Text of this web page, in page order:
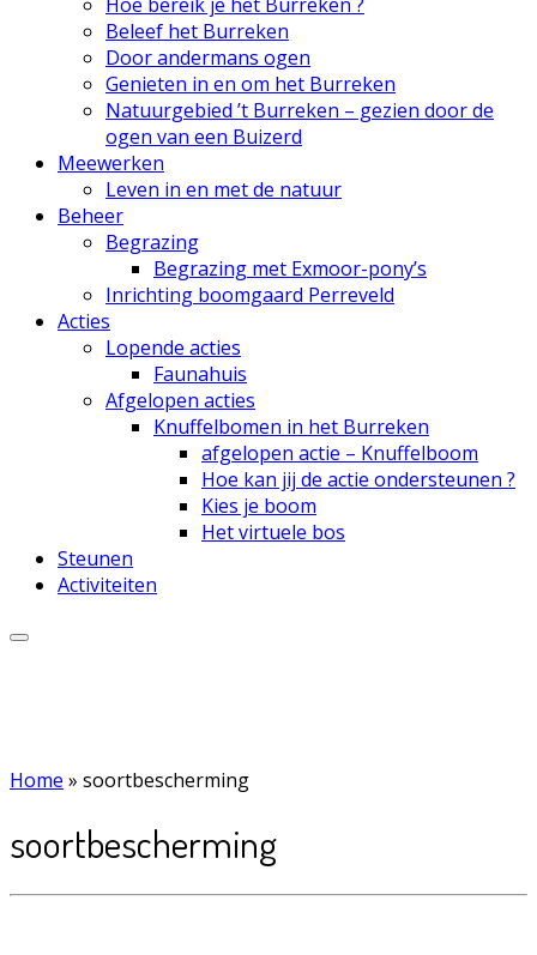
Beleef het Burreken
Door andermans ogen
Genieten in en om het Burreken
Natuurgebied ’t Burreken – gezien door de
ogen van een Buizerd
Meewerken
Leven in en met de natuur
Beheer
Begrazing
Begrazing met Exmoor-pony’s
Inrichting boomgaard Perreveld
Acties
Lopende acties
Faunahuis
Afgelopen acties
Knuffelbomen in het Burreken
afgelopen actie – Knuffelboom
Hoe kan jij de actie ondersteunen ?
Kies je boom
Het virtuele bos
Steunen
Activiteiten
Home » soortbescherming
soortbescherming